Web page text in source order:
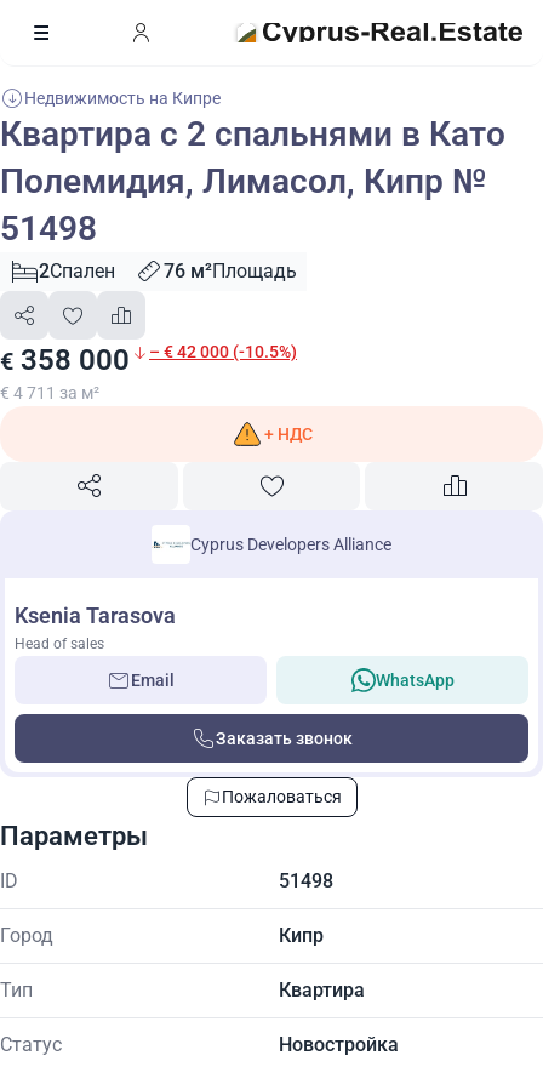
Недвижимость на Кипре
Квартира с 2 спальнями в Като
Полемидия, Лимасол, Кипр №
51498
2Спален 76 м²Площадь
€ 358 000 – € 42 000 (-10.5%)
€ 4 711 за м²
+ НДС
Cyprus Developers Alliance
Ksenia Tarasova
Head of sales
Email WhatsApp
Заказать звонок
Пожаловаться
Параметры
ID 51498
Город Кипр
Тип Квартира
Статус Новостройка